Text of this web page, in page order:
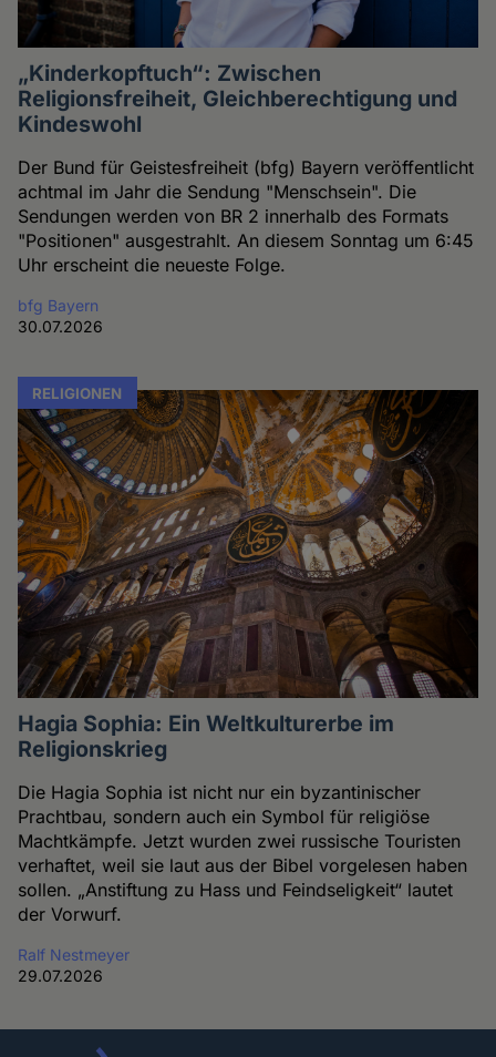
„Kinderkopftuch“: Zwischen
Religionsfreiheit, Gleichberechtigung und
Kindeswohl
Der Bund für Geistesfreiheit (bfg) Bayern veröffentlicht
achtmal im Jahr die Sendung "Menschsein". Die
Sendungen werden von BR 2 innerhalb des Formats
"Positionen" ausgestrahlt. An diesem Sonntag um 6:45
Uhr erscheint die neueste Folge.
bfg Bayern
30.07.2026
RELIGIONEN
Hagia Sophia: Ein Weltkulturerbe im
Religionskrieg
Die Hagia Sophia ist nicht nur ein byzantinischer
Prachtbau, sondern auch ein Symbol für religiöse
Machtkämpfe. Jetzt wurden zwei russische Touristen
verhaftet, weil sie laut aus der Bibel vorgelesen haben
sollen. „Anstiftung zu Hass und Feindseligkeit“ lautet
der Vorwurf.
Ralf Nestmeyer
29.07.2026